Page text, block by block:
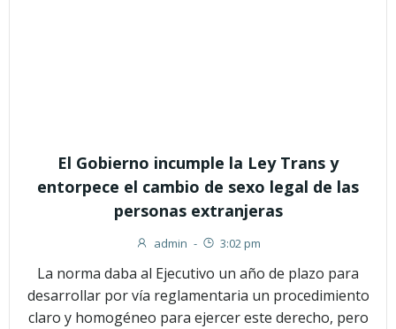
El Gobierno incumple la Ley Trans y
entorpece el cambio de sexo legal de las
personas extranjeras
admin - 3:02 pm
La norma daba al Ejecutivo un año de plazo para
desarrollar por vía reglamentaria un procedimiento
claro y homogéneo para ejercer este derecho, pero